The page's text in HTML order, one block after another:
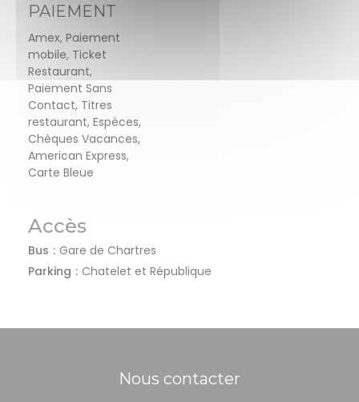
PAIEMENT
Amex, Paiement
mobile, Ticket
Restaurant,
Paiement Sans
Contact, Titres
restaurant, Espèces,
Chèques Vacances,
American Express,
Carte Bleue
Accès
Bus
Gare de Chartres
Parking
Chatelet et République
Nous contacter